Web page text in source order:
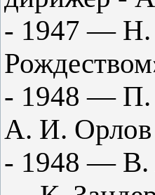
- 1947 — Н.
- 1948 — П.
А. И.
- 1948 — В.